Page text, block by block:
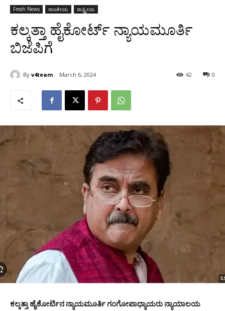
Fresh News ರಾಜಕೀಯ ರಾಷ್ಟ್ರೀಯ
ಕಲ್ಕತ್ತಾ ಹೈಕೋರ್ಟ್ ನ್ಯಾಯಮೂರ್ತಿ
ಬಿಜೆಪಿಗೆ
By v4team March 6, 2024 0
42
ಕಲ್ಕತ್ತಾ ಹೈಕೋರ್ಟಿನ ನ್ಯಾಯಮೂರ್ತಿ ಗಂಗೋಪಾಧ್ಯಾಯರು ನ್ಯಾಯಾಲಯ